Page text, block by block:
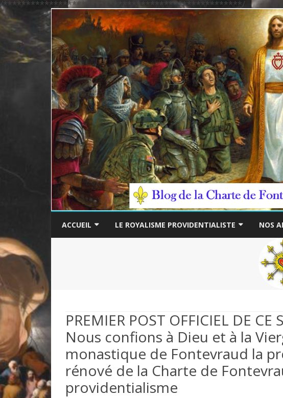
/****************************************************/
ACCUEIL LE ROYALISME PROVIDENTIALISTE
QUIÉTISME?
NOS
PREMIER POST OFFICIEL DE
Nous confions à Dieu et à la
monastique de Fontevraud la
rénové de la Charte de
providentialisme